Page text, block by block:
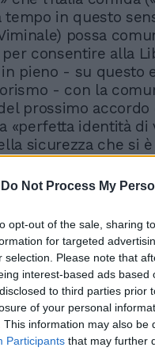
Do Not Process My
opt-out of the sale, sharing
for targeted
selection. Please note that
interest-based ads
to third parties prior
of your personal
This information may also
Participants that may further
tempo in questo
possa
consentire alla
pieno - su questo
- con la
prossimo
«perfetta identità di
sicurezza che si
italo-francese
Sarkozy.
stampa congiunta
dell'Italia,
che durante il
alcune
dei dati
vistare il
che entrano
Rudy
Trump,